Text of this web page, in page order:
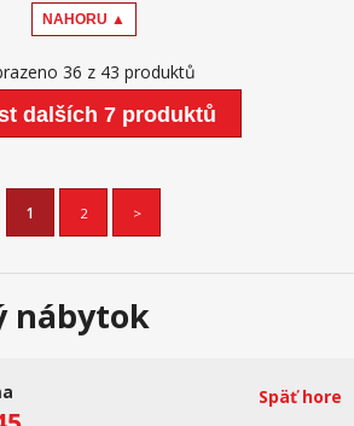
NAHORU ▲
36 z 43 produktů
dalších 7 produktů
1 2 >
nábytok
Späť hore